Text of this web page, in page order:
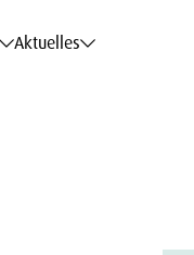
Aktuelles